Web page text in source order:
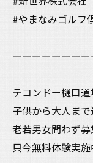
#やまなみゴルフ
ーーーーーーー
テコンドー樋口道
子供から大人まで
老若男女問わず
只今無料体験実